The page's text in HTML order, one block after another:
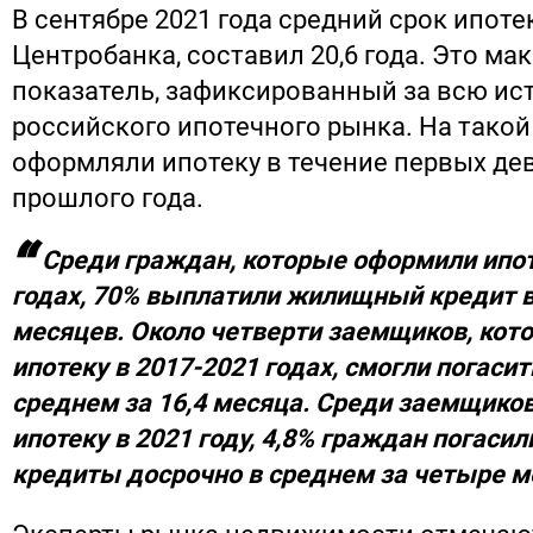
В сентябре 2021 года средний срок
Центробанка, составил 20,6 года. Это
показатель, зафиксированный за всю
российского ипотечного рынка. На
оформляли ипотеку в течение первых
прошлого года.
Среди граждан, которые оформили
годах, 70% выплатили жилищный кредит
месяцев. Около четверти заемщиков,
ипотеку в 2017-2021 годах, смогли
среднем за 16,4 месяца. Среди
ипотеку в 2021 году, 4,8% граждан
кредиты досрочно в среднем за четыре